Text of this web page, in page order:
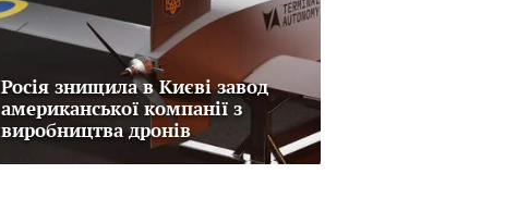
Росія знищила в Києві завод
американської компанії з
виробництва дронів